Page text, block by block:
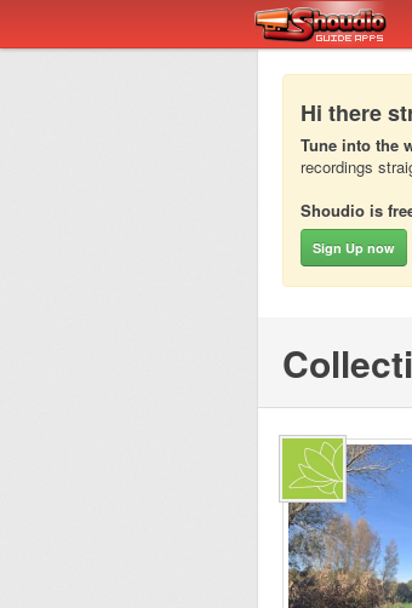
Hi there
Tune into the
recordings
Shoudio is
Sign Up now